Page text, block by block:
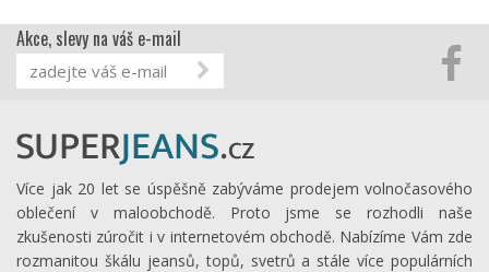
Akce, slevy na váš e-mail
Více jak 20 let se úspěšně zabýváme prodejem volnočasového
oblečení v maloobchodě. Proto jsme se rozhodli naše
zkušenosti zúročit i v internetovém obchodě. Nabízíme Vám zde
rozmanitou škálu jeansů, topů, svetrů a stále více populárních